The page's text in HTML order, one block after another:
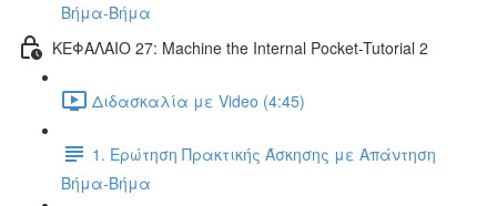
Βήμα-Βήμα
ΚΕΦΑΛΑΙΟ 27: Machine the Internal Pocket-Tutorial 2
Διδασκαλία με Video (4:45)
1. Ερώτηση Πρακτικής Άσκησης με Απάντηση
Βήμα-Βήμα